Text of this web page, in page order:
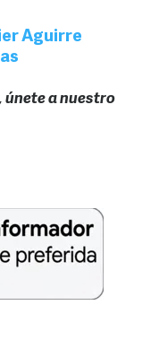
Aguirre
únete a nuestro